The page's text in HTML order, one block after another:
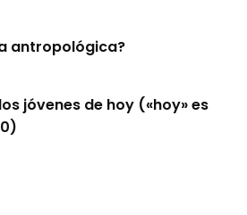
antropológica?
jóvenes de hoy («hoy» es